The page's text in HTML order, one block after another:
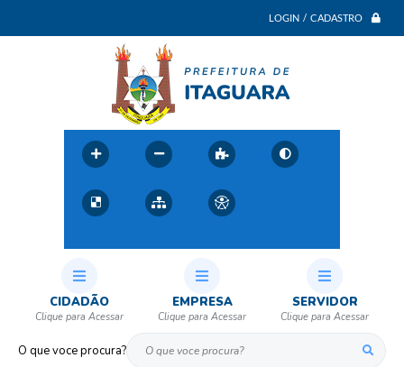
LOGIN / CADASTRO
O que voce procura?
CIDADÃO EMPRESA SERVIDOR